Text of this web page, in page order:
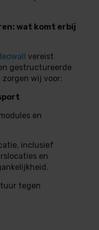
wat komt erbij
vereist
gestructureerde
zorgen wij voor:
en
inclusief
en
tegen